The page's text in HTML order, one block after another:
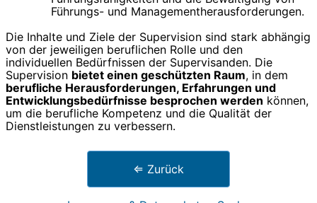
Führungs- und Managementherausforderungen.
Die Inhalte und Ziele der Supervision sind stark abhängig
von der jeweiligen beruflichen Rolle und den
individuellen Bedürfnissen der Supervisanden. Die
Supervision bietet einen geschützten Raum, in dem
berufliche Herausforderungen, Erfahrungen und
Entwicklungsbedürfnisse besprochen werden können,
um die berufliche Kompetenz und die Qualität der
Dienstleistungen zu verbessern.
⇐ Zurück